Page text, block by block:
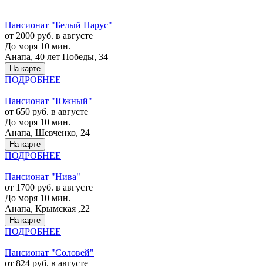
Пансионат "Белый Парус"
от 2000 руб. в августе
До моря 10 мин.
Анапа, 40 лет Победы, 34
На карте
ПОДРОБНЕЕ
Пансионат "Южный"
от 650 руб. в августе
До моря 10 мин.
Анапа, Шевченко, 24
На карте
ПОДРОБНЕЕ
Пансионат "Нива"
от 1700 руб. в августе
До моря 10 мин.
Анапа, Крымская ,22
На карте
ПОДРОБНЕЕ
Пансионат "Соловей"
от 824 руб. в августе